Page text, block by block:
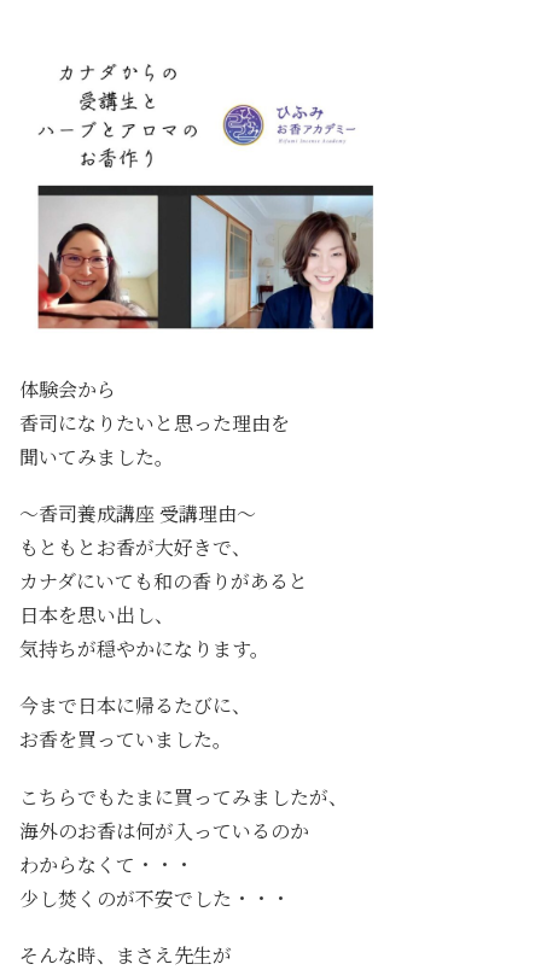
体験会から
香司になりたいと思った理由を
聞いてみました。
～香司養成講座 受講理由～
もともとお香が大好きで、
カナダにいても和の香りがあると
日本を思い出し、
気持ちが穏やかになります。
今まで日本に帰るたびに、
お香を買っていました。
こちらでもたまに買ってみましたが、
海外のお香は何が入っているのか
わからなくて・・・
少し焚くのが不安でした・・・
そんな時、まさえ先生が